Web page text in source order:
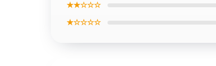
★★☆☆☆
★☆☆☆☆